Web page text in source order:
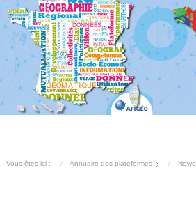
Vous êtes ici : Annuaire des plateformes News